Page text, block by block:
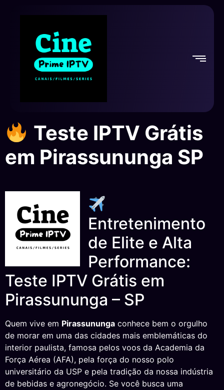
Teste IPTV Grátis
em Pirassununga SP
Entretenimento
de Elite e Alta
Performance:
Teste IPTV Grátis em
Pirassununga – SP
Quem vive em Pirassununga conhece bem o orgulho
de morar em uma das cidades mais emblemáticas do
interior paulista, famosa pelos voos da Academia da
Força Aérea (AFA), pela força do nosso polo
universitário da USP e pela tradição da nossa indústria
de bebidas e agronegócio. Se você busca uma